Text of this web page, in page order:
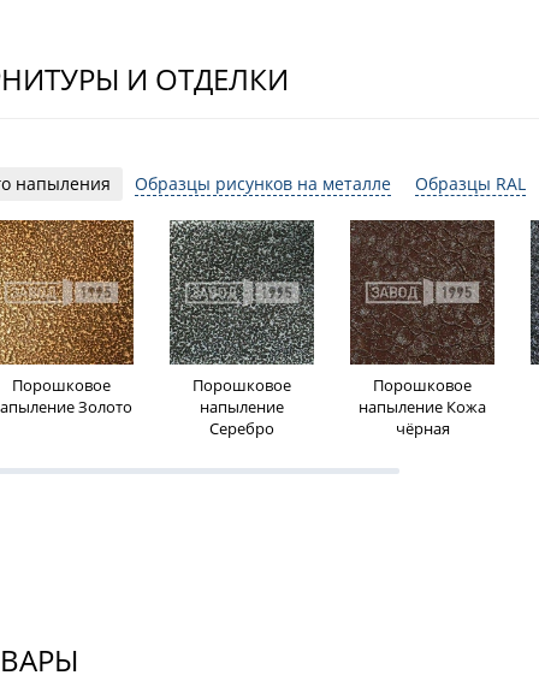
И ОТДЕЛКИ
напыления Образцы рисунков на металле Образцы RAL
Порошковое
Золото
Порошковое
напыление
Серебро
Порошковое
напыление Кожа
чёрная